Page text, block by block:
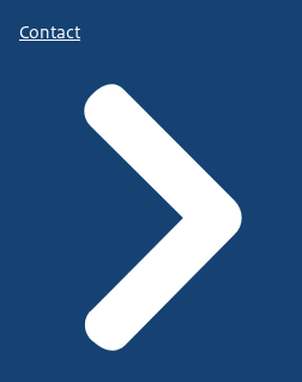
Contact